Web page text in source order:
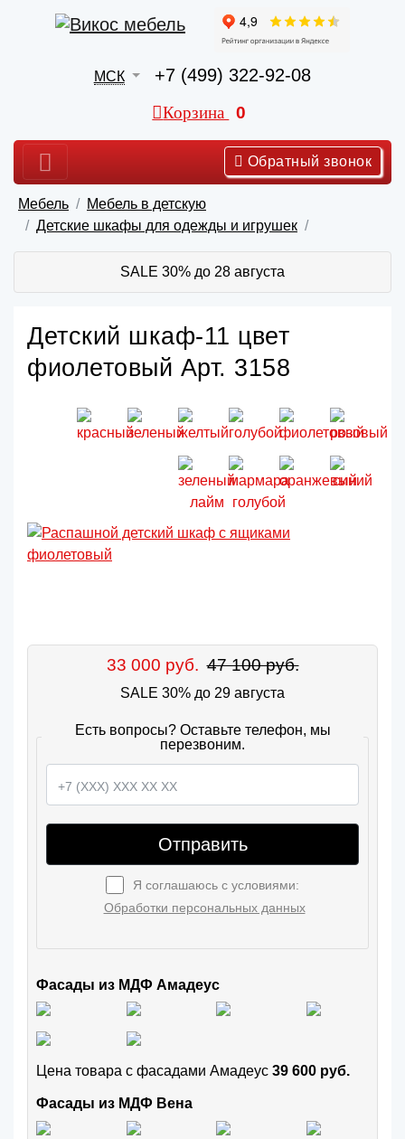
МСК +7 (499) 322-92-08
Корзина 0
Обратный звонок
Мебель
Мебель в детскую
Детские шкафы для одежды и игрушек
SALE 30% до 28 августа
Детский шкаф-11 цвет
фиолетовый Арт. 3158
33 000 руб. 47 100 руб.
SALE 30% до 29 августа
Есть вопросы? Оставьте телефон, мы
перезвоним.
Отправить
Я соглашаюсь с условиями:
Обработки персональных данных
Фасады из МДФ Амадеус
Цена товара с фасадами Амадеус 39 600 руб.
Фасады из МДФ Вена